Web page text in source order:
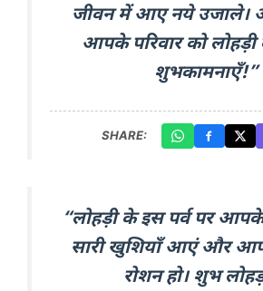
जीवन में आए नये
आपके परिवार को लोहड़ी
शुभकामनाएँ!”
SHARE:
“लोहड़ी के इस पर्व पर
सारी खुशियाँ आएं और
रोशन हो। शुभ